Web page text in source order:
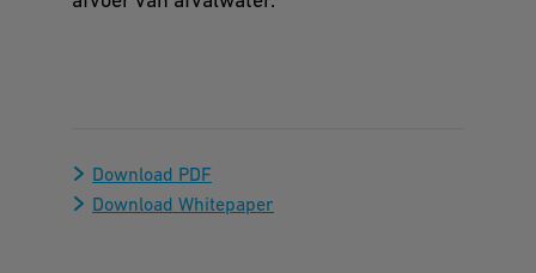
Download PDF
Download Whitepaper